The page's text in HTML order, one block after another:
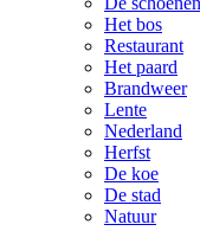
Het bos
Restaurant
Het paard
Brandweer
Lente
Nederland
Herfst
De koe
De stad
Natuur